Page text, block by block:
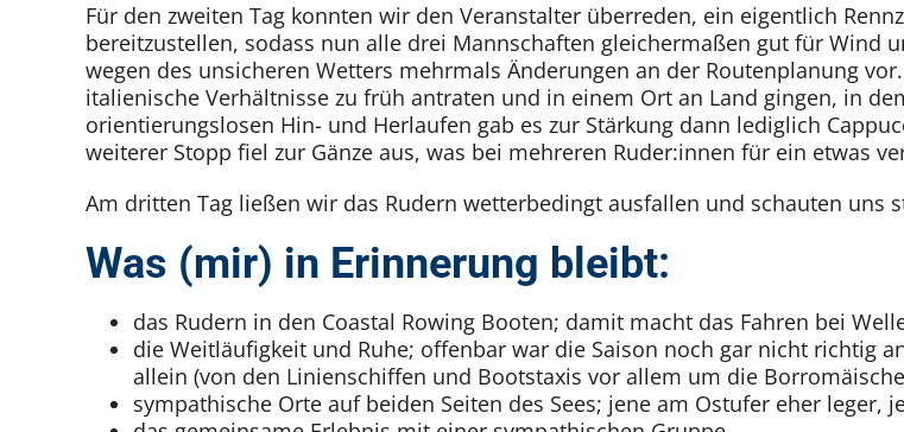
Für den zweiten Tag konnten wir den Veranstalter überreden, ein eigentlich
bereitzustellen, sodass nun alle drei Mannschaften gleichermaßen gut für Wind
wegen des unsicheren Wetters mehrmals Änderungen an der Routenplanung
italienische Verhältnisse zu früh antraten und in einem Ort an Land gingen, in
orientierungslosen Hin- und Herlaufen gab es zur Stärkung dann lediglich
weiterer Stopp fiel zur Gänze aus, was bei mehreren Ruder:innen für ein etwas
Am dritten Tag ließen wir das Rudern wetterbedingt ausfallen und schauten uns
Was (mir) in Erinnerung bleibt:
das Rudern in den Coastal Rowing Booten; damit macht das Fahren bei
die Weitläufigkeit und Ruhe; offenbar war die Saison noch gar nicht richtig
allein (von den Linienschiffen und Bootstaxis vor allem um die
sympathische Orte auf beiden Seiten des Sees; jene am Ostufer eher leger,